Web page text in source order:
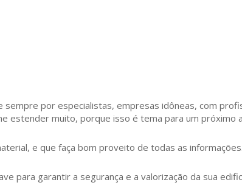
por especialistas, empresas idôneas, com
estender muito, porque isso é tema para um próximo
e que faça bom proveito de todas as informações.
para garantir a segurança e a valorização da sua